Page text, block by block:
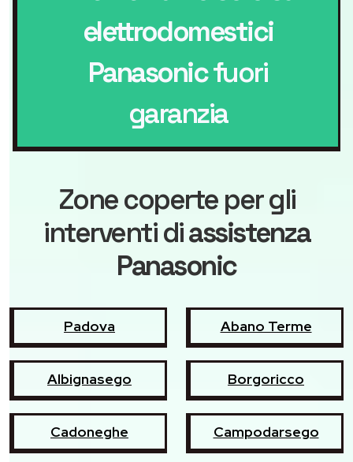
elettrodomestici
Panasonicfuori
garanzia
Zone coperte per gli
interventi diassistenza
Panasonic
Padova Abano Terme
Albignasego Borgoricco
Cadoneghe Campodarsego